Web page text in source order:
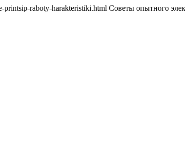
raboty-harakteristiki.html Советы опытного